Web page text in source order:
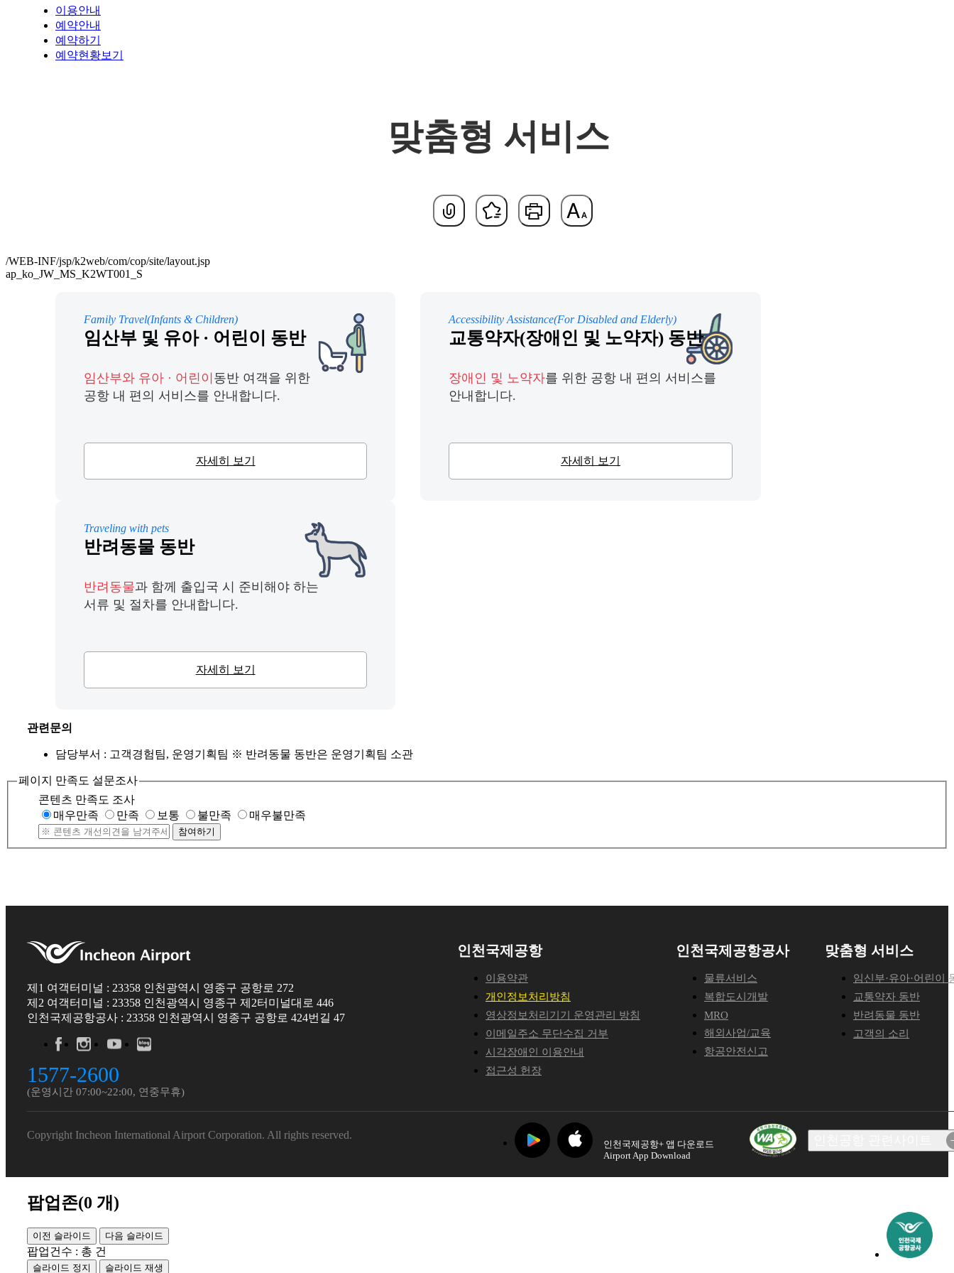
이용안내
예약안내
예약하기
예약현황보기
맞춤형 서비스
/WEB-INF/jsp/k2web/com/cop/site/layout.jsp
ap_ko_JW_MS_K2WT001_S
Family Travel(Infants & Children)
임산부 및 유아 · 어린이 동반
임산부와 유아 · 어린이 동반 여객을 위한
공항 내 편의 서비스를 안내합니다.
자세히 보기
Accessibility Assistance(For Disabled and Elderly)
교통약자(장애인 및 노약자) 동반
장애인 및 노약자를 위한 공항 내 편의 서비스를
안내합니다.
자세히 보기
Traveling with pets
반려동물 동반
반려동물과 함께 출입국 시 준비해야 하는
서류 및 절차를 안내합니다.
자세히 보기
관련문의
담당부서 : 고객경험팀, 운영기획팀 ※ 반려동물 동반은 운영기획팀 소관
페이지 만족도 설문조사
콘텐츠 만족도 조사
매우만족
만족 보통 불만족 매우불만족
참여하기
제1 여객터미널 : 23358 인천광역시 영종구 공항로 272
제2 여객터미널 : 23358 인천광역시 영종구 제2터미널대로 446
인천국제공항공사 : 23358 인천광역시 영종구 공항로 424번길 47
1577-2600
(운영시간 07:00~22:00, 연중무휴)
인천국제공항
이용약관
개인정보처리방침
영상정보처리기기 운영관리 방침
이메일주소 무단수집 거부
시각장애인 이용안내
접근성 헌장
인천국제공항공사
물류서비스
복합도시개발
MRO
해외사업/교육
항공안전신고
맞춤형 서비스
임신부·유아·어린이
교통약자 동반
반려동물 동반
고객의 소리
Copyright Incheon International Airport Corporation. All rights reserved.
인천국제공항+ 앱 다운로드
Airport App Download
항공물류정보시스템
Aviation Academy
운항자료서비스
적재대관리 홈페이지
팝업존(0 개)
이전 슬라이드 다음 슬라이드
팝업건수 : 총 건
슬라이드 정지 슬라이드 재생